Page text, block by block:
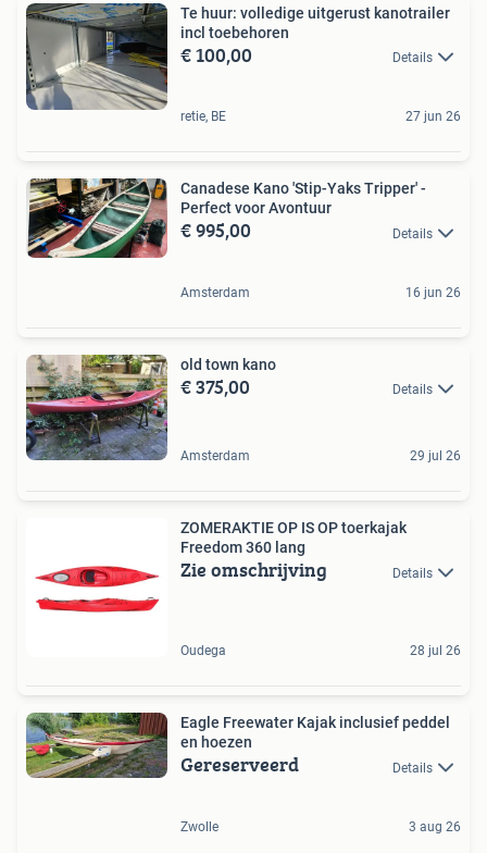
Te huur: volledige uitgerust kanotrailer
incl toebehoren
€ 100,00 Details
retie, BE 27 jun 26
Canadese Kano 'Stip-Yaks Tripper' -
Perfect voor Avontuur
€ 995,00 Details
Amsterdam 16 jun 26
old town kano
€ 375,00 Details
Amsterdam 29 jul 26
ZOMERAKTIE OP IS OP toerkajak
Freedom 360 lang
Zie omschrijving Details
Oudega 28 jul 26
Eagle Freewater Kajak inclusief peddel
en hoezen
Gereserveerd Details
Zwolle 3 aug 26